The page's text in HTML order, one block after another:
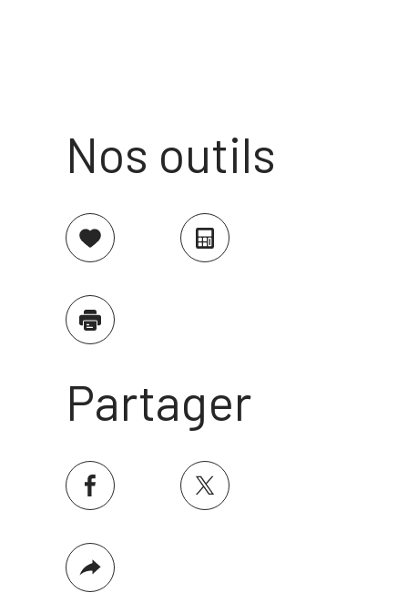
Nos outils
SélectionnerCalculatrice
Imprimer
Partager
facebooktwitter
Plus